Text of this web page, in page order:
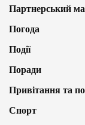
Партнерський
Погода
Події
Поради
Привітання та
Спорт